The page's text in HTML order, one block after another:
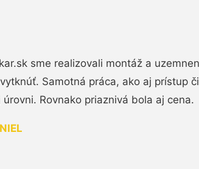
sme realizovali montáž a
Samotná práca, ako aj prístup
Rovnako priaznivá bola aj cena.